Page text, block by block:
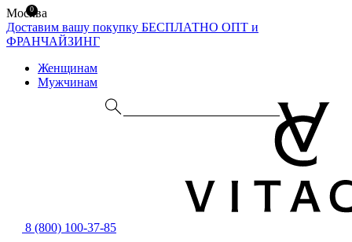
Москва
Доставим вашу покупку БЕСПЛАТНО ОПТ и
ФРАНЧАЙЗИНГ
Женщинам
Мужчинам
8 (800) 100-37-85
0